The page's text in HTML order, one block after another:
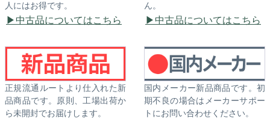
人にはお得です。
中古品についてはこちら
ん。
中古品についてはこちら
正規流通ルートより仕入れた新
品商品です。原則、工場出荷か
ら未開封でお届けします。
国内メーカー新品商品です。初
期不良の場合はメーカーサポー
トにお問い合わせください。